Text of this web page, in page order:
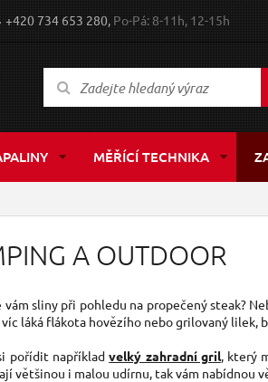
+420 734 653 280,Po-Pá: 8-11h, 12-15h
MĚŘÍCÍ TECHNIKA
A OUTDOOR
vám sliny při pohledu na propečený steak?
víc láká flákota hovězího nebo grilovaný lilek,
pořídit napříkladvelký zahradní gril, který
většinou i malou udírnu, tak vám nabídnou